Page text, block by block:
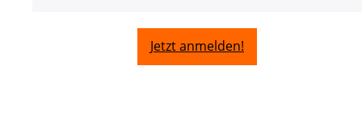
Jetzt anmelden!